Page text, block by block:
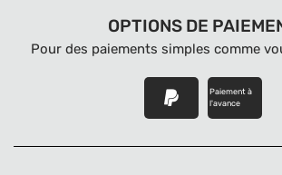
OPTIONS DE
Pour des paiements simples comme
Paiement à
l'avance